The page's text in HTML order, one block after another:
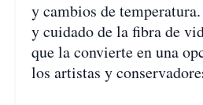
y cambios de
y cuidado de la fibra de
que la convierte en una
los artistas y